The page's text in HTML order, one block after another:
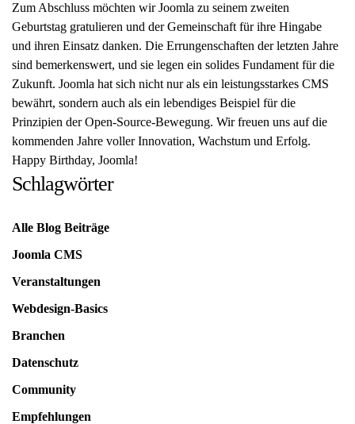
Zum Abschluss möchten wir Joomla zu seinem zweiten
Geburtstag gratulieren und der Gemeinschaft für ihre Hingabe
und ihren Einsatz danken. Die Errungenschaften der letzten Jahre
sind bemerkenswert, und sie legen ein solides Fundament für die
Zukunft. Joomla hat sich nicht nur als ein leistungsstarkes CMS
bewährt, sondern auch als ein lebendiges Beispiel für die
Prinzipien der Open-Source-Bewegung. Wir freuen uns auf die
kommenden Jahre voller Innovation, Wachstum und Erfolg.
Happy Birthday, Joomla!
Schlagwörter
Alle Blog Beiträge
Joomla CMS
Veranstaltungen
Webdesign-Basics
Branchen
Datenschutz
Community
Empfehlungen